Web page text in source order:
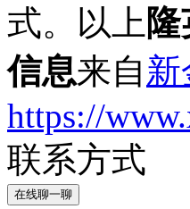
式。以上
信息来自新
https://
联系方式
在线聊一聊